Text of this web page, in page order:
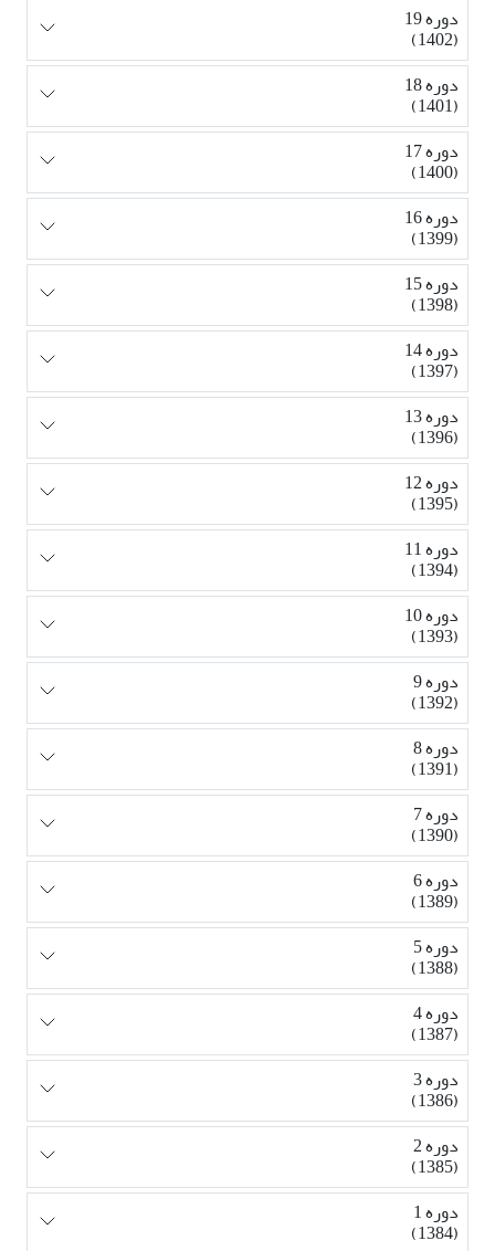
دوره 19
(1402)
دوره 18
(1401)
دوره 17
(1400)
دوره 16
(1399)
دوره 15
(1398)
دوره 14
(1397)
دوره 13
(1396)
دوره 12
(1395)
دوره 11
(1394)
دوره 10
(1393)
دوره 9
(1392)
دوره 8
(1391)
دوره 7
(1390)
دوره 6
(1389)
دوره 5
(1388)
دوره 4
(1387)
دوره 3
(1386)
دوره 2
(1385)
دوره 1
(1384)